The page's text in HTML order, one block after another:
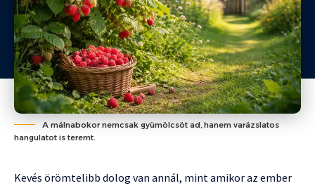
A málnabokor nemcsak gyümölcsöt ad, hanem varázslatos
hangulatot is teremt.
Kevés örömtelibb dolog van annál, mint amikor az ember